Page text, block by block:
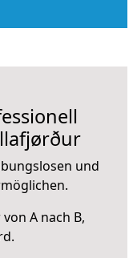
und
A nach B,